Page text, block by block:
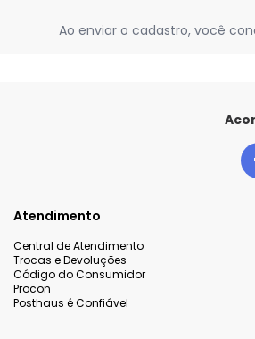
Ao enviar o cadastro, você
Atendimento
Central de Atendimento
Trocas e Devoluções
Código do Consumidor
Procon
Posthaus é Confiável